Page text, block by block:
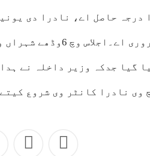
درجہ حاصل اے، نادرا دی
ضروری اے۔اجلاس
گیا جدکہ وزیر داخلہ نے
وی نادرا کانٹر وی شروع